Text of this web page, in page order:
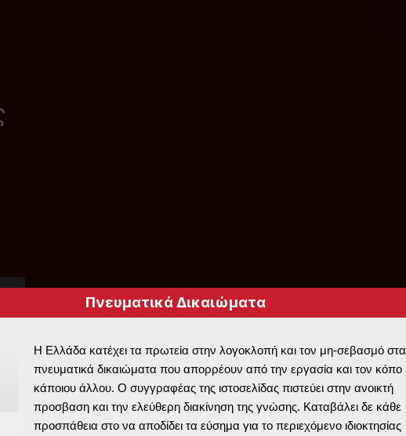
YOU ARE HERE Αρχαιολογικά (2)
Πνευματικά Δικαιώματα
Η Ελλάδα κατέχει τα πρωτεία στην λογοκλοπή και τον μη-σεβασμό στα
πνευματικά δικαιώματα που απορρέουν από την εργασία και τον κόπο
κάποιου άλλου. Ο συγγραφέας της ιστοσελίδας πιστεύει στην ανοικτή
προσβαση και την ελεύθερη διακίνηση της γνώσης. Καταβάλει δε κάθε
προσπάθεια στο να αποδίδει τα εύσημα για το περιεχόμενο ιδιοκτησίας